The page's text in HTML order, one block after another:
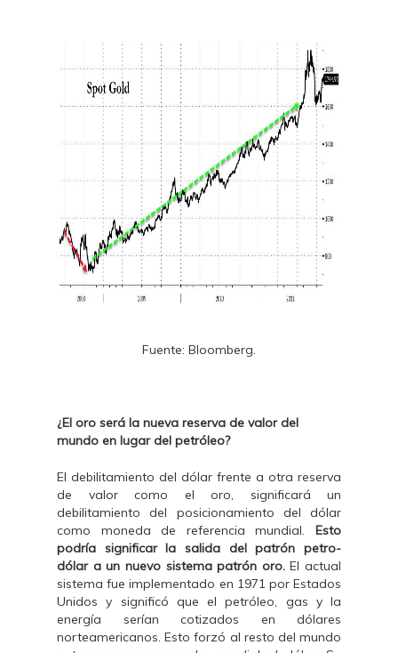
Fuente: Bloomberg.
¿El oro será la nueva reserva de valor del
mundo en lugar del petróleo?
El debilitamiento del dólar frente a otra reserva
de valor como el oro, significará un
debilitamiento del posicionamiento del dólar
como moneda de referencia mundial. Esto
podría significar la salida del patrón petro-
dólar a un nuevo sistema patrón oro.El actual
sistema fue implementado en 1971 por Estados
Unidos y significó que el petróleo, gas y la
energía serían cotizados en dólares
norteamericanos. Esto forzó al resto del mundo